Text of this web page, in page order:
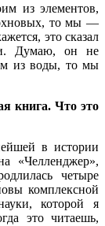
из элементов,
то мы —
это сказал
Думаю, он не
из воды, то мы
книга. Что это
в истории
«Челленджер»,
четыре
комплексной
которой я
это читаешь,